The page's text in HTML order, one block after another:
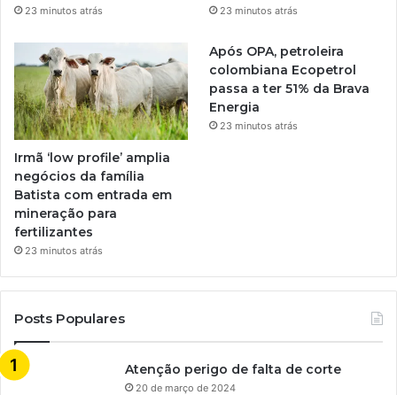
23 minutos atrás 23 minutos atrás
Irmã ‘low profile’ amplia
negócios da família
Batista com entrada em
mineração para
fertilizantes
23 minutos atrás
Após OPA, petroleira
colombiana Ecopetrol
passa a ter 51% da Brava
Energia
23 minutos atrás
Posts Populares
Atenção perigo de falta de corte
20 de março de 2024